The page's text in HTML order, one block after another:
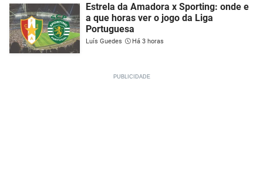
Estrela da Amadora x Sporting: onde e
a que horas ver o jogo da Liga
Portuguesa
Luís Guedes Há 3 horas